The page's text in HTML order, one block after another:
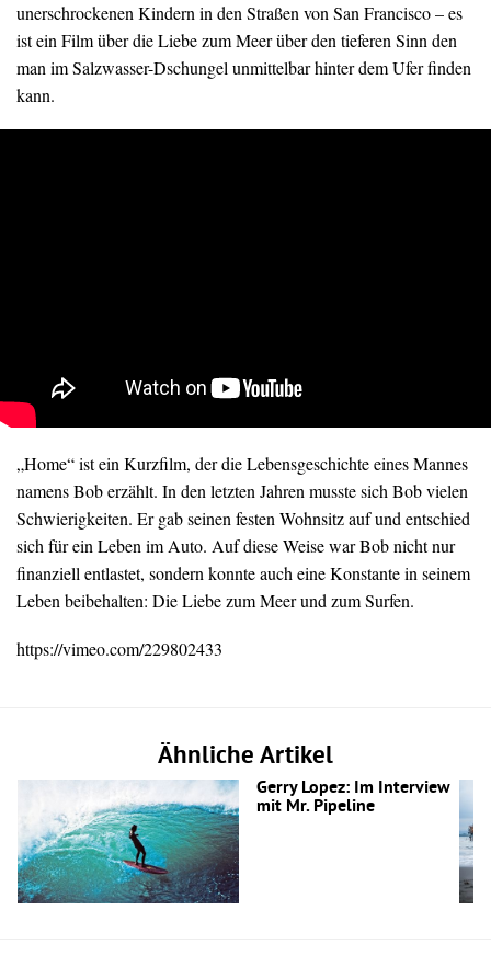
unerschrockenen Kindern in den Straßen von San Francisco – es
ist ein Film über die Liebe zum Meer über den tieferen Sinn den
man im Salzwasser-Dschungel unmittelbar hinter dem Ufer finden
kann.
„Home“ ist ein Kurzfilm, der die Lebensgeschichte eines Mannes
namens Bob erzählt. In den letzten Jahren musste sich Bob vielen
Schwierigkeiten. Er gab seinen festen Wohnsitz auf und entschied
sich für ein Leben im Auto. Auf diese Weise war Bob nicht nur
finanziell entlastet, sondern konnte auch eine Konstante in seinem
Leben beibehalten: Die Liebe zum Meer und zum Surfen.
https://vimeo.com/229802433
Ähnliche Artikel
Gerry Lopez: Im Interview
mit Mr. Pipeline